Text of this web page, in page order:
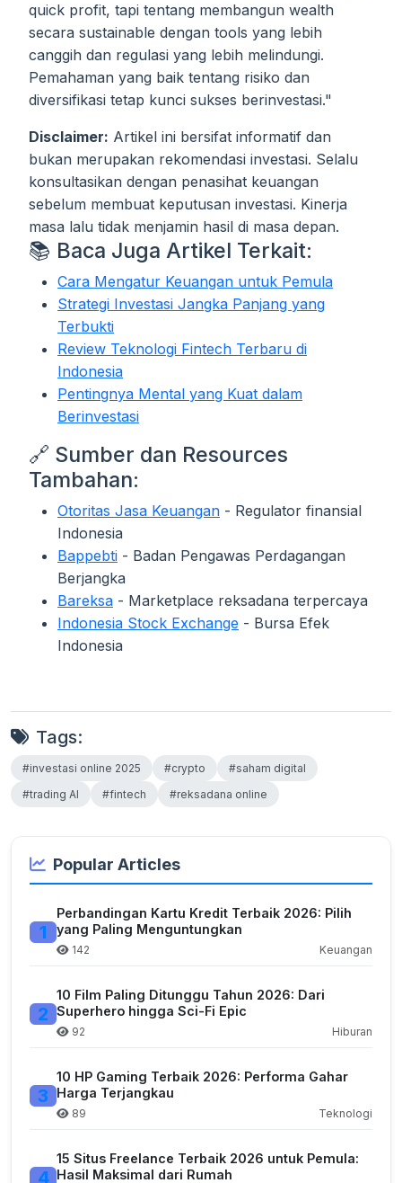
quick profit, tapi tentang membangun wealth
secara sustainable dengan tools yang lebih
canggih dan regulasi yang lebih melindungi.
Pemahaman yang baik tentang risiko dan
diversifikasi tetap kunci sukses berinvestasi."
Disclaimer: Artikel ini bersifat informatif dan
bukan merupakan rekomendasi investasi. Selalu
konsultasikan dengan penasihat keuangan
sebelum membuat keputusan investasi. Kinerja
masa lalu tidak menjamin hasil di masa depan.
📚 Baca Juga Artikel Terkait:
Cara Mengatur Keuangan untuk Pemula
Strategi Investasi Jangka Panjang yang
Terbukti
Review Teknologi Fintech Terbaru di
Indonesia
Pentingnya Mental yang Kuat dalam
Berinvestasi
🔗 Sumber dan Resources
Tambahan:
Otoritas Jasa Keuangan - Regulator finansial
Indonesia
Bappebti - Badan Pengawas Perdagangan
Berjangka
Bareksa - Marketplace reksadana terpercaya
Indonesia Stock Exchange - Bursa Efek
Indonesia
Tags:
#investasi online 2025 #crypto
#saham digital
#trading AI
#fintech #reksadana online
Popular Articles
1
Perbandingan Kartu Kredit Terbaik 2026: Pilih
yang Paling Menguntungkan
142 Keuangan
2
10 Film Paling Ditunggu Tahun 2026: Dari
Superhero hingga Sci-Fi Epic
92 Hiburan
3
10 HP Gaming Terbaik 2026: Performa Gahar
Harga Terjangkau
89 Teknologi
4
15 Situs Freelance Terbaik 2026 untuk Pemula:
Hasil Maksimal dari Rumah